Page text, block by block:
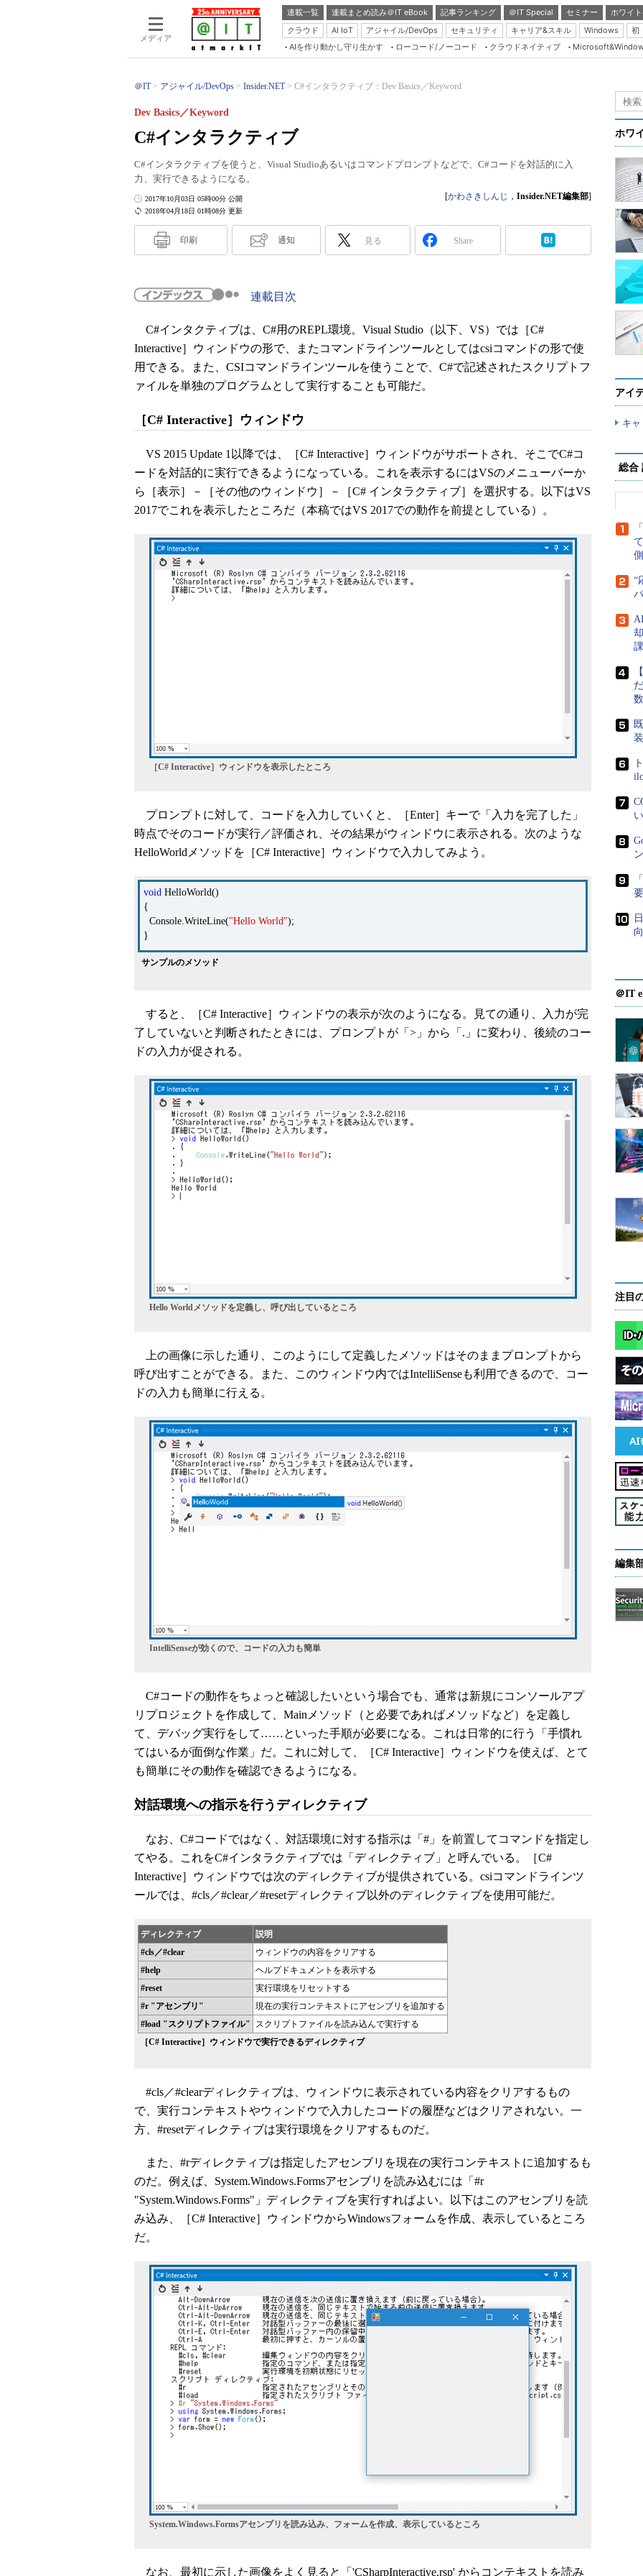
メディア
連載一覧 連載まとめ読み＠IT eBook 記事ランキング ＠IT Special セミナー
ホワイ
クラウド
AI IoT アジャイル/DevOps セキュリティ キャリア&スキル Windows
初
Server & Storage
Database Expert
Linux ＆ OSS
Master of IP Network
Security & Trust
AIを作り動かし守り生かす ローコード/ノーコード クラウドネイティブ
＠IT アジャイル/DevOps Insider.NET C#インタラクティブ：Dev Basics／Keyword
C#インタラクティブ
Dev Basics／Keyword
C#インタラクティブを使うと、Visual Studioあるいはコマンドプロンプトなどで、C#コードを対話的に入
力、実行できるようになる。
2018年04月18日 01時08分 更新
2017年10月03日 05時00分 公開 [かわさきしんじ ， Insider.NET編集部]
印刷 通知 見る Share
連載目次
C#インタクティブは、C#用のREPL環境。Visual Studio（以下、VS）では［C#
Interactive］ウィンドウの形で、またコマンドラインツールとしてはcsiコマンドの形で使
用できる。また、CSIコマンドラインツールを使うことで、C#で記述されたスクリプトフ
ァイルを単独のプログラムとして実行することも可能だ。
［C# Interactive］ウィンドウ
VS 2015 Update 1以降では、［C# Interactive］ウィンドウがサポートされ、そこでC#コ
ードを対話的に実行できるようになっている。これを表示するにはVSのメニューバーか
ら［表示］－［その他のウィンドウ］－［C# インタラクティブ］を選択する。以下はVS
2017でこれを表示したところだ（本稿ではVS 2017での動作を前提としている）。
［C# Interactive］ウィンドウを表示したところ
プロンプトに対して、コードを入力していくと、［Enter］キーで「入力を完了した」
時点でそのコードが実行／評価され、その結果がウィンドウに表示される。次のような
HelloWorldメソッドを［C# Interactive］ウィンドウで入力してみよう。
void HelloWorld()
{
Console.WriteLine("Hello World");
}
サンプルのメソッド
すると、［C# Interactive］ウィンドウの表示が次のようになる。見ての通り、入力が完
了していないと判断されたときには、プロンプトが「>」から「.」に変わり、後続のコー
ドの入力が促される。
Hello Worldメソッドを定義し、呼び出しているところ
上の画像に示した通り、このようにして定義したメソッドはそのままプロンプトから
呼び出すことができる。また、このウィンドウ内ではIntelliSenseも利用できるので、コー
ドの入力も簡単に行える。
IntelliSenseが効くので、コードの入力も簡単
C#コードの動作をちょっと確認したいという場合でも、通常は新規にコンソールアプ
リプロジェクトを作成して、Mainメソッド（と必要であればメソッドなど）を定義し
て、デバッグ実行をして……といった手順が必要になる。これは日常的に行う「手慣れ
てはいるが面倒な作業」だ。これに対して、［C# Interactive］ウィンドウを使えば、とて
も簡単にその動作を確認できるようになる。
対話環境への指示を行うディレクティブ
なお、C#コードではなく、対話環境に対する指示は「#」を前置してコマンドを指定し
てやる。これをC#インタラクティブでは「ディレクティブ」と呼んでいる。［C#
Interactive］ウィンドウでは次のディレクティブが提供されている。csiコマンドラインツ
ールでは、#cls／#clear／#resetディレクティブ以外のディレクティブを使用可能だ。
ディレクティブ
説明
#cls／#clear
ウィンドウの内容をクリアする
#help
ヘルプドキュメントを表示する
#reset
実行環境をリセットする
#r "アセンブリ"
現在の実行コンテキストにアセンブリを追加する
#load "スクリプトファイル"
スクリプトファイルを読み込んで実行する
［C# Interactive］ウィンドウで実行できるディレクティブ
#cls／#clearディレクティブは、ウィンドウに表示されている内容をクリアするもの
で、実行コンテキストやウィンドウで入力したコードの履歴などはクリアされない。一
方、#resetディレクティブは実行環境をクリアするものだ。
また、#rディレクティブは指定したアセンブリを現在の実行コンテキストに追加するも
のだ。例えば、System.Windows.Formsアセンブリを読み込むには「#r
"System.Windows.Forms"」ディレクティブを実行すればよい。以下はこのアセンブリを読
み込み、［C# Interactive］ウィンドウからWindowsフォームを作成、表示しているところ
だ。
System.Windows.Formsアセンブリを読み込み、フォームを作成、表示しているところ
なお、最初に示した画像をよく見ると「'CSharpInteractive.rsp' からコンテキストを読み
ホワ
アイ
キ
総合
“
＠IT
注目
編集